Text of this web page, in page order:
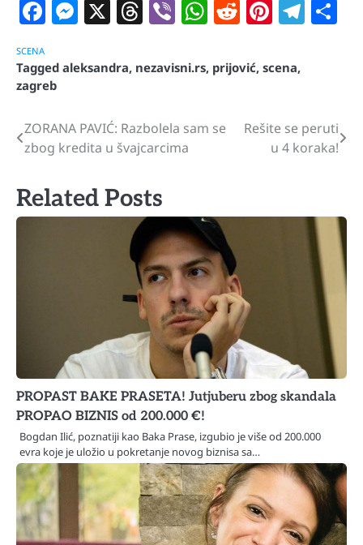
Facebook
Messenger
X Threads
ViberWhatsApp
Reddit
SCENA
Tagged aleksandra, nezavisni.rs, prijović, scena,
zagreb
Navigacija
članaka
ZORANA PAVIĆ: Razbolela sam se
zbog kredita u švajcarcima
Rešite se peruti
u 4 koraka!
Related Posts
PROPAST BAKE PRASETA! Jutjuberu zbog skandala
PROPAO BIZNIS od 200.000 €!
Bogdan Ilić, poznatiji kao Baka Prase, izgubio je više od 200.000
evra koje je uložio u pokretanje novog biznisa sa…